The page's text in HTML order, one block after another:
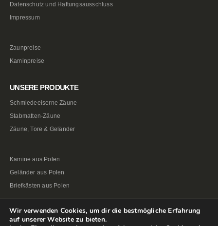
Datenschutz und Haftungsausschluss
Impressum
Zaunpreise
Kaminpreise
UNSERE PRODUKTE
Schmiedeeiserne Zäune
Stabmatten-Zäune
Zäune, Tore & Geländer
Kamine aus Polen
Geländer aus Polen
Briefkästen aus Polen
Wir verwenden Cookies, um dir die bestmögliche Erfahrung
auf unserer Website zu bieten.